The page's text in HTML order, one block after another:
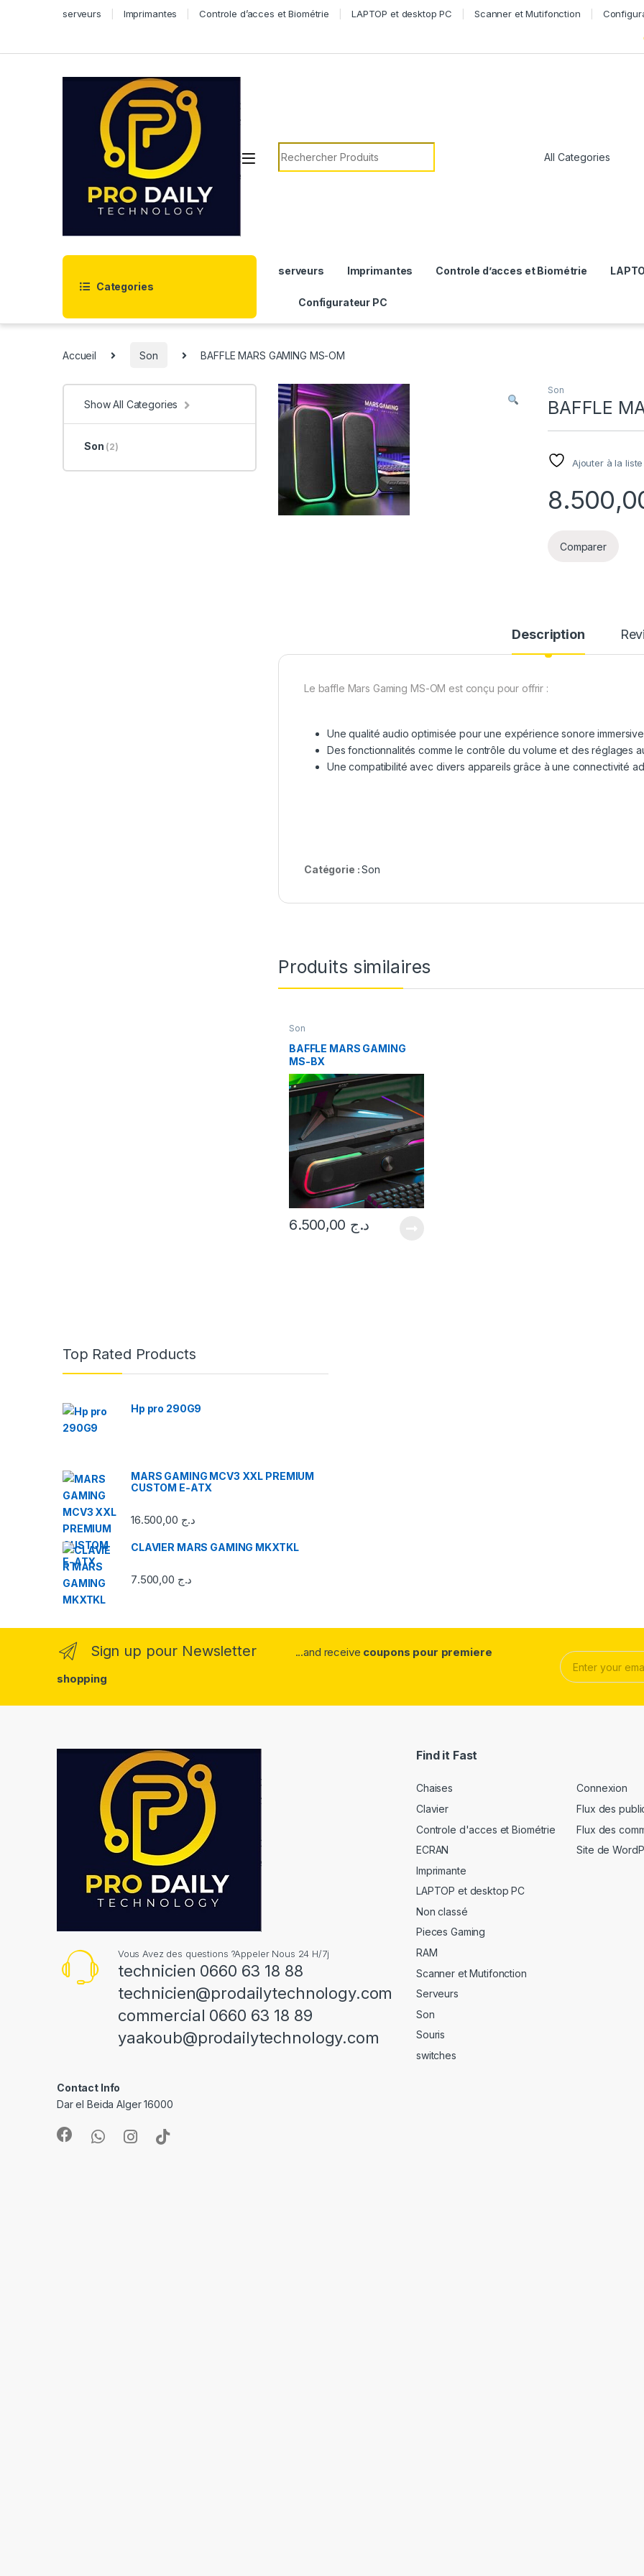
serveurs Imprimantes Controle d’acces et Biométrie LAPTOP et desktop PC Scanner et Mutifonction
Search for:
Categories
serveurs Imprimantes Controle d’acces et Biométrie
Configurateur PC
Accueil Son BAFFLE MARS GAMING MS-OM
Son
BAFFLE
Ajouter à la liste
Comparer
Description
Le baffle Mars Gaming MS-OM est conçu pour offrir :
Une qualité audio optimisée pour une expérience sonore
Des fonctionnalités comme le contrôle du volume et des réglages
Une compatibilité avec divers appareils grâce à une connectivité
Catégorie :Son
Produits similaires
Son
BAFFLE MARS GAMING
MS-BX
د.ج
Show All Categories
Son (2)
Top Rated Products
Hp pro 290G9
MARS GAMING MCV3 XXL PREMIUM
CUSTOM E-ATX
د.ج
CLAVIER MARS GAMING MKXTKL
د.ج
Sign up pour Newsletter ...and receive coupons pour premiere
shopping
E
m
a
l
Vous Avez des questions ?Appeler Nous 24 H/7j
technicien 0660 63 18 88
technicien@prodailytechnology.com
commercial 0660 63 18 89
yaakoub@prodailytechnology.com
Contact Info
Dar el Beida Alger 16000
Find it Fast
Chaises
Clavier
Controle d'acces et Biométrie
ECRAN
Imprimante
LAPTOP et desktop PC
Non classé
Pieces Gaming
RAM
Scanner et Mutifonction
Serveurs
Son
Souris
switches
Connexion
Flux des
Flux des
Site de